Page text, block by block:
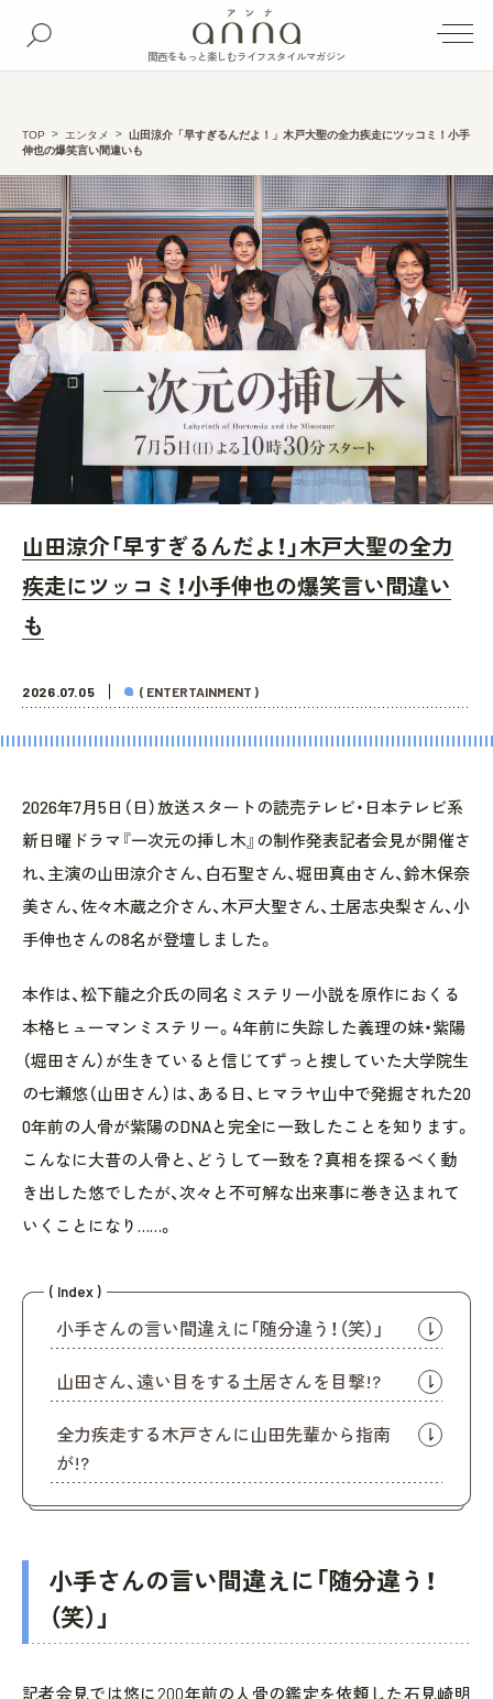
関西をもっと楽しむライフスタイルマガジン
TOP エンタメ
山田涼介「早すぎるんだよ！」木戸大聖の全力疾走にツッコミ！小手
伸也の爆笑言い間違いも
山田涼介「早すぎるんだよ！」木戸大聖の全力
疾走にツッコミ！小手伸也の爆笑言い間違い
も
2026.07.05 ( ENTERTAINMENT )
2026年7月5日（日）放送スタートの読売テレビ・日本テレビ系
新日曜ドラマ『一次元の挿し木』の制作発表記者会見が開催さ
れ、主演の山田涼介さん、白石聖さん、堀田真由さん、鈴木保奈
美さん、佐々木蔵之介さん、木戸大聖さん、土居志央梨さん、小
手伸也さんの8名が登壇しました。
本作は、松下龍之介氏の同名ミステリー小説を原作におくる
本格ヒューマンミステリー。4年前に失踪した義理の妹・紫陽
（堀田さん）が生きていると信じてずっと捜していた大学院生
の七瀬悠（山田さん）は、ある日、ヒマラヤ山中で発掘された20
0年前の人骨が紫陽のDNAと完全に一致したことを知ります。
こんなに大昔の人骨と、どうして一致を？真相を探るべく動
き出した悠でしたが、次々と不可解な出来事に巻き込まれて
いくことになり……。
( Index )
小手さんの言い間違えに「随分違う！（笑）」
山田さん、遠い目をする土居さんを目撃!?
全力疾走する木戸さんに山田先輩から指南
が!?
小手さんの言い間違えに「随分違う！
（笑）」
記者会見では悠に200年前の人骨の鑑定を依頼した石見崎明